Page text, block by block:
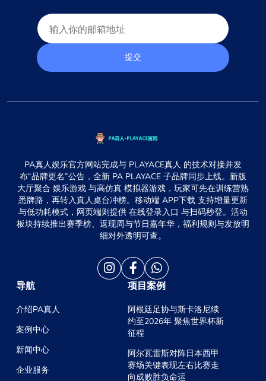
提交
PA真人娱乐官方网站完成与 PLAYACE真人 的技术对接并发
布“品牌更名”公告，全新 PA PLAYACE 子品牌同步上线。新版
大厅聚合 娱乐游戏 与高仿真 模拟器游戏，玩家可先在训练营熟
悉牌路，再转入真人桌台冲榜。移动端 APP下载 支持增量更新
与低功耗模式，网页端则提供 在线登录入口 与扫码秒登。活动
板块持续推出赛季榜、返现周与节日嘉年华，福利规则与发放明
细对外透明可查。
导航
介绍PA真人
案例中心
新闻中心
企业服务
项目案例
阿根廷足协与斯卡洛尼续
约至2026年 聚焦世界杯新
征程
阿尔瓦雷斯对阵日本西甲
赛场关键表现左右比赛走
向成败胜负命运